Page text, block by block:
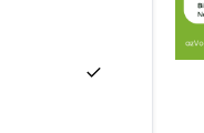
✓